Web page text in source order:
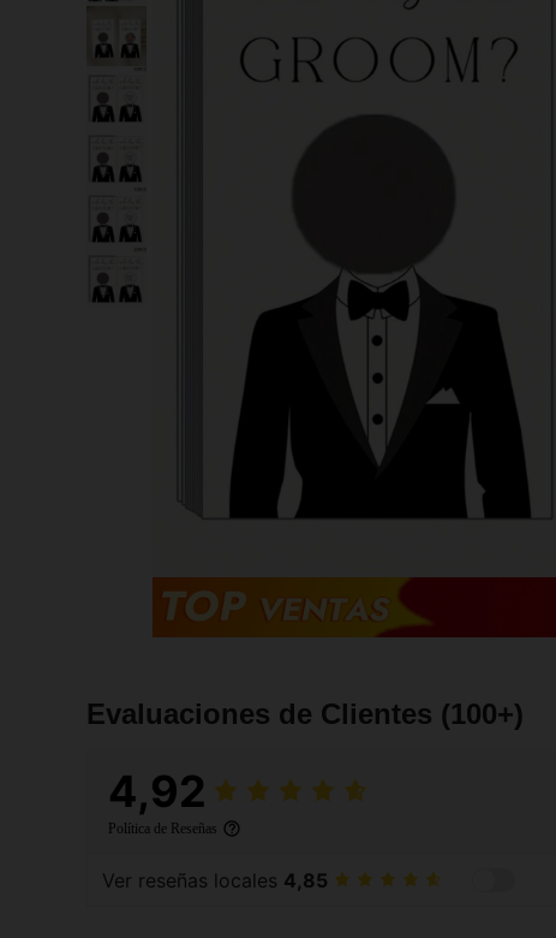
Evaluaciones de Clientes (100+)
4,92
Política de Reseñas
Ver reseñas locales 4,85